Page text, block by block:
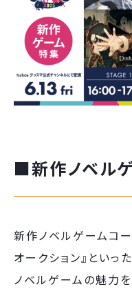
■新作ノベル
新作ノベルゲームコー
オークション』といっ
ノベルゲームの魅力を